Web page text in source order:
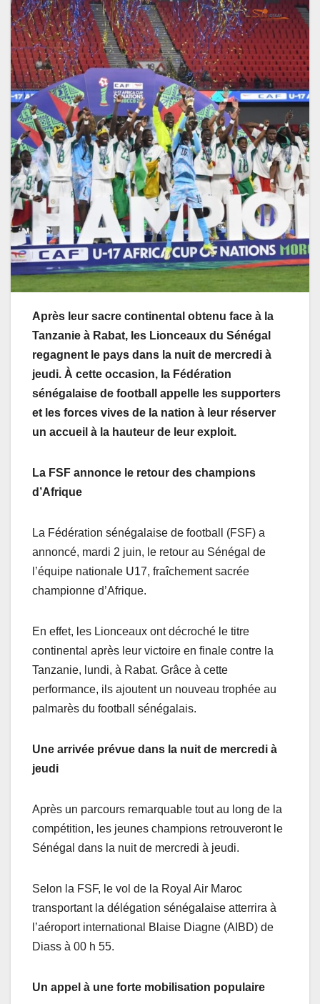
Après leur sacre continental obtenu face à la
Tanzanie à Rabat, les Lionceaux du Sénégal
regagnent le pays dans la nuit de mercredi à
jeudi. À cette occasion, la Fédération
sénégalaise de football appelle les supporters
et les forces vives de la nation à leur réserver
un accueil à la hauteur de leur exploit.
La FSF annonce le retour des champions
d’Afrique
La Fédération sénégalaise de football (FSF) a
annoncé, mardi 2 juin, le retour au Sénégal de
l’équipe nationale U17, fraîchement sacrée
championne d’Afrique.
En effet, les Lionceaux ont décroché le titre
continental après leur victoire en finale contre la
Tanzanie, lundi, à Rabat. Grâce à cette
performance, ils ajoutent un nouveau trophée au
palmarès du football sénégalais.
Une arrivée prévue dans la nuit de mercredi à
jeudi
Après un parcours remarquable tout au long de la
compétition, les jeunes champions retrouveront le
Sénégal dans la nuit de mercredi à jeudi.
Selon la FSF, le vol de la Royal Air Maroc
transportant la délégation sénégalaise atterrira à
l’aéroport international Blaise Diagne (AIBD) de
Diass à 00 h 55.
Un appel à une forte mobilisation populaire